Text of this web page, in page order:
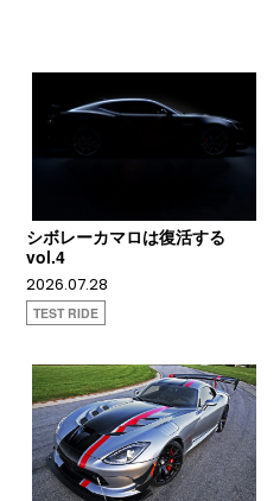
シボレーカマロは復活する
vol.4
2026.07.28
TEST RIDE